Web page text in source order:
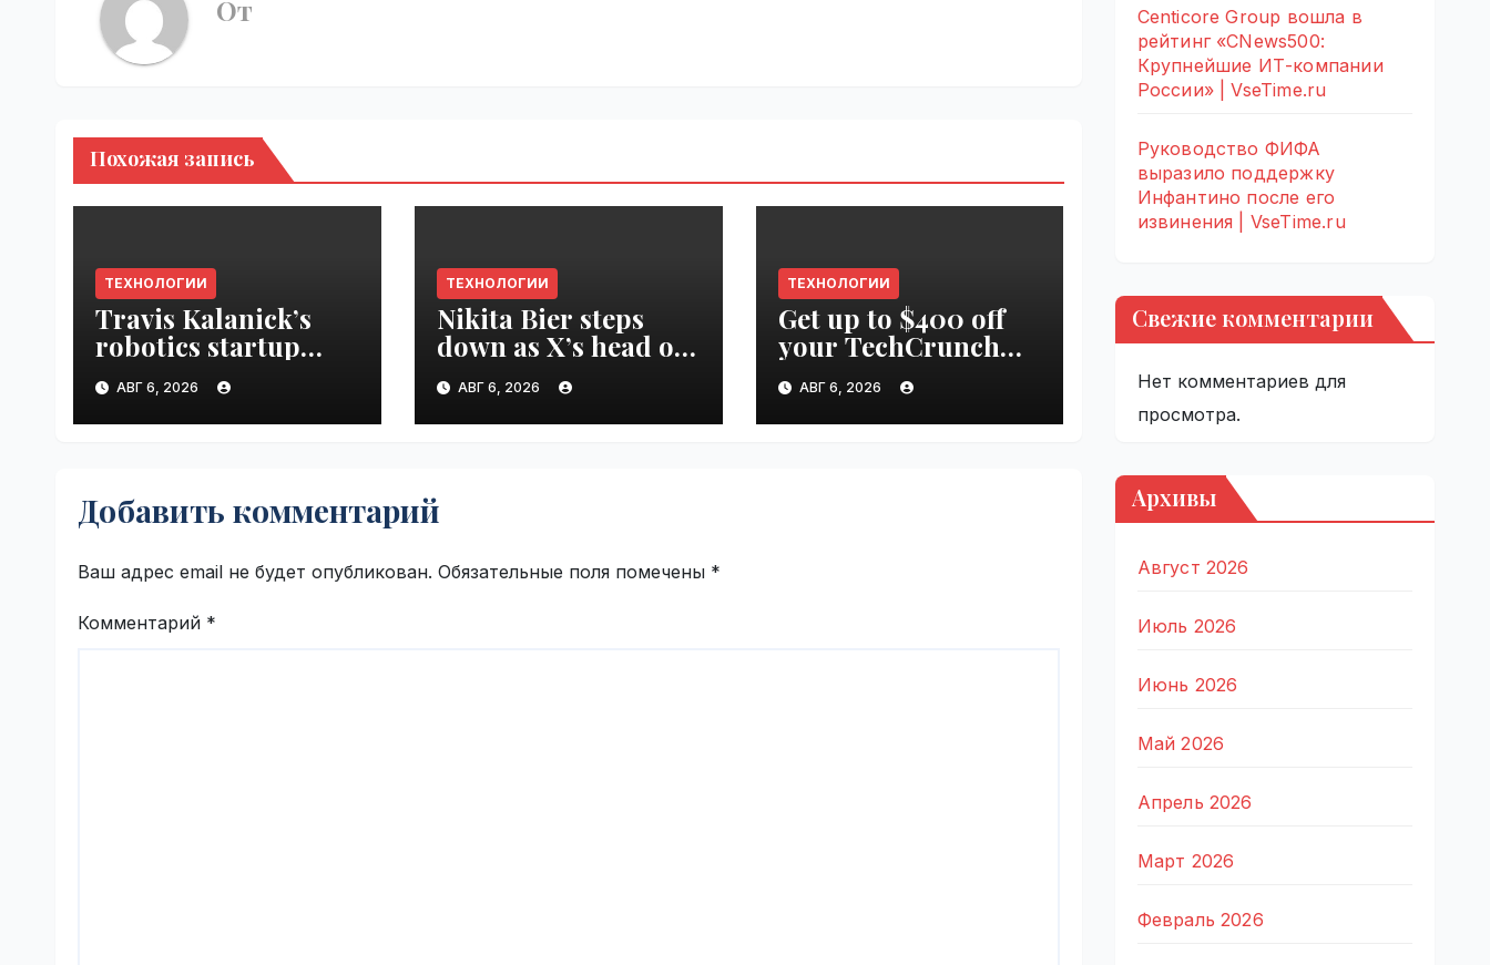
От
Похожая запись
ТЕХНОЛОГИИ
Travis Kalanick’s
robotics startup
Atoms taps former
Uber finance chief as
CFO | VseTime.ru
АВГ 6, 2026
ТЕХНОЛОГИИ
Nikita Bier steps
down as X’s head of
product |
VseTime.ru
АВГ 6, 2026
ТЕХНОЛОГИИ
Get up to $400 off
your TechCrunch
Disrupt 2026 pass
until Friday |
VseTime.ru
АВГ 6, 2026
Добавить комментарий
Ваш адрес email не будет опубликован. Обязательные поля помечены *
Комментарий *
Centicore Group вошла в
рейтинг «CNews500:
Крупнейшие ИТ-компании
России» | VseTime.ru
Руководство ФИФА
выразило поддержку
Инфантино после его
извинения | VseTime.ru
Свежие комментарии
Нет комментариев для
просмотра.
Архивы
Август 2026
Июль 2026
Июнь 2026
Май 2026
Апрель 2026
Март 2026
Февраль 2026